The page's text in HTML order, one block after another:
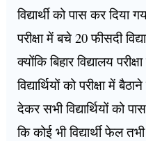
विद्यार्थी को पास कर दिया
परीक्षा में बचे 20 फीसदी
क्योंकि बिहार विद्यालय
विद्यार्थियों को परीक्षा
देकर सभी विद्यार्थियों को
कि कोई भी विद्यार्थी फेल